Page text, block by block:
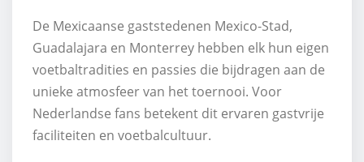
De Mexicaanse gaststedenen Mexico-Stad,
Guadalajara en Monterrey hebben elk hun eigen
voetbaltradities en passies die bijdragen aan de
unieke atmosfeer van het toernooi. Voor
Nederlandse fans betekent dit ervaren gastvrije
faciliteiten en voetbalcultuur.